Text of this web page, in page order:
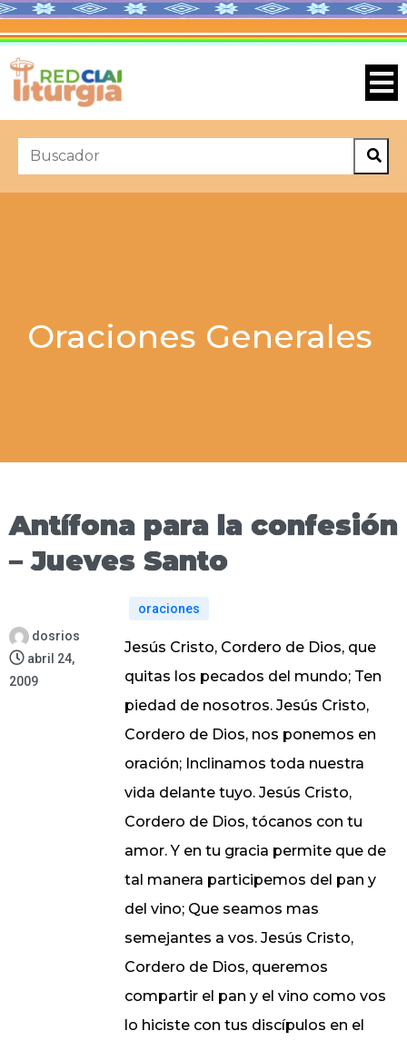
Oraciones Generales
Antífona para la confesión
– Jueves Santo
dosrios
abril 24,
2009
oraciones
Jesús Cristo, Cordero de Dios, que
quitas los pecados del mundo; Ten
piedad de nosotros. Jesús Cristo,
Cordero de Dios, nos ponemos en
oración; Inclinamos toda nuestra
vida delante tuyo. Jesús Cristo,
Cordero de Dios, tócanos con tu
amor. Y en tu gracia permite que de
tal manera participemos del pan y
del vino; Que seamos mas
semejantes a vos. Jesús Cristo,
Cordero de Dios, queremos
compartir el pan y el vino como vos
lo hiciste con tus discípulos en el